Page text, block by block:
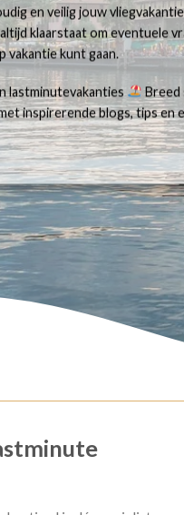
en veilig jouw
klaarstaat om eventuele
vakantie kunt gaan.
lastminutevakanties
Breed
inspirerende blogs, tips en